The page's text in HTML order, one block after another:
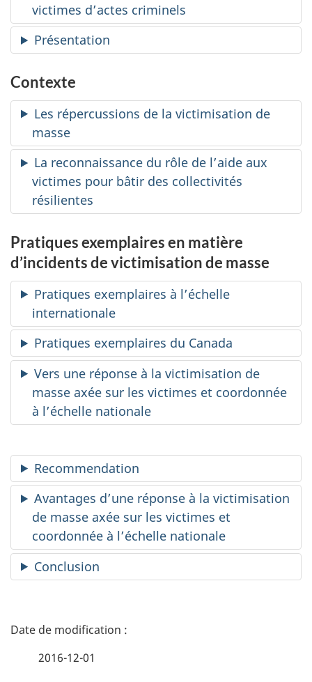
victimes d’actes criminels
Présentation
Contexte
Les répercussions de la victimisation de
masse
La reconnaissance du rôle de l’aide aux
victimes pour bâtir des collectivités
résilientes
Pratiques exemplaires en matière
d’incidents de victimisation de masse
Pratiques exemplaires à l’échelle
internationale
Pratiques exemplaires du Canada
Vers une réponse à la victimisation de
masse axée sur les victimes et coordonnée
à l’échelle nationale
Recommendation
Avantages d’une réponse à la victimisation
de masse axée sur les victimes et
coordonnée à l’échelle nationale
Conclusion
D
2016-12-01